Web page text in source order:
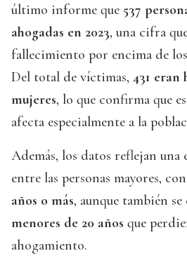
último informe que 537
ahogadas en 2023, una cifra
fallecimiento por encima de
Del total de víctimas, 431 eran
mujeres, lo que confirma que
afecta especialmente a la
Además, los datos reflejan
entre las personas mayores, con
años o más, aunque también
menores de 20 años que
ahogamiento.